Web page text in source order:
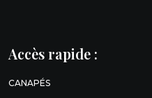
Accès rapide :
CANAPÉS